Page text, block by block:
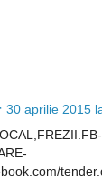
30 aprilie 2015